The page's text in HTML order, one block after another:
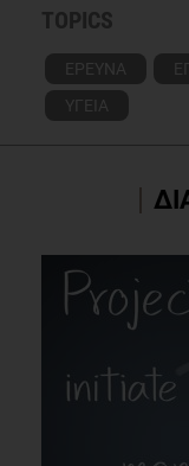
TOPICS
ΕΡΕΥΝΑ
ΥΓΕΙΑ